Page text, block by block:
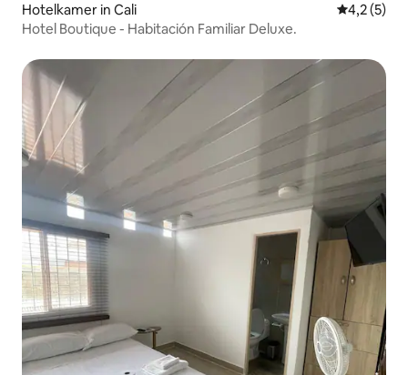
Hotelkamer in Cali
4,2 (5)
Hotel Boutique - Habitación Familiar Deluxe.